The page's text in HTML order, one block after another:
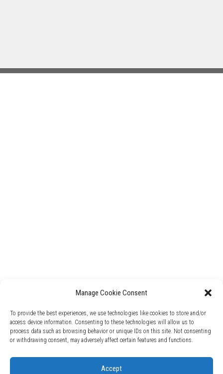
Manage Cookie Consent
To provide the best experiences, we use technologies like cookies to store and/or
access device information. Consenting to these technologies will allow us to
process data such as browsing behavior or unique IDs on this site. Not consenting
or withdrawing consent, may adversely affect certain features and functions.
Accept